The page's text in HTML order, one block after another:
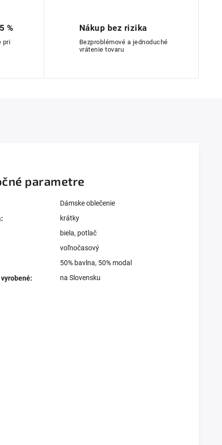
%
pri
Nákup bez rizika
Bezproblémové a jednoduché
vrátenie tovaru
parametre
Dámske oblečenie
:
krátky
biela, potlač
voľnočasový
50% bavlna, 50% modal
: na Slovensku